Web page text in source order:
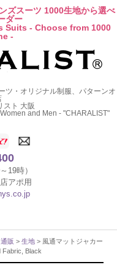
ズスーツ 1000生地から選べ
ダー
Suits - Choose from 1000
-
ツ・オリジナル制服、パターンオ
スト 大阪
and Men - "CHARALIST"
19時）
アポ用
販 >生地 > 風通マットジャカー
Black